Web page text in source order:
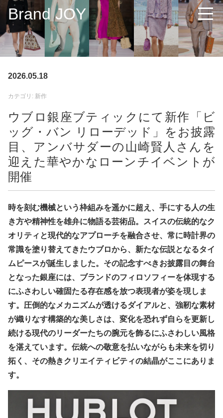
Brand JOY
2026.05.18
カテゴリ: 新作
ウブロ銀座ブティックにて新作「ビ
ッグ・バン リローデッド」をお披露
目、アンバサダーの山崎賢人さんを
迎えた華やかなローンチイベントが
開催
時を刻む機械という枠組みを遥かに超え、手にする人の生
き方や精神性を雄弁に物語る芸術品。スイスの伝統的なク
オリティと現代的なアプローチを融合させ、常に時計界の
常識を塗り替えてきたウブロから、新たな伝説となるタイ
ムピースが誕生しました。その記念すべきお披露目の舞台
となった銀座には、ブランドのフィロソフィーを体現する
にふさわしい確固たる存在感を放つ表現者が姿を現しま
す。圧倒的なメカニズムが透けるダイアルと、強靭な素材
が織りなす構築的な美しさは、変化を恐れず自らを更新し
続ける現代のリーダーたちの腕元を飾るにふさわしい風格
を湛えています。伝統への敬意を払いながらも未来を切り
拓く、その熱きクリエイティビティの結晶がここにありま
す。